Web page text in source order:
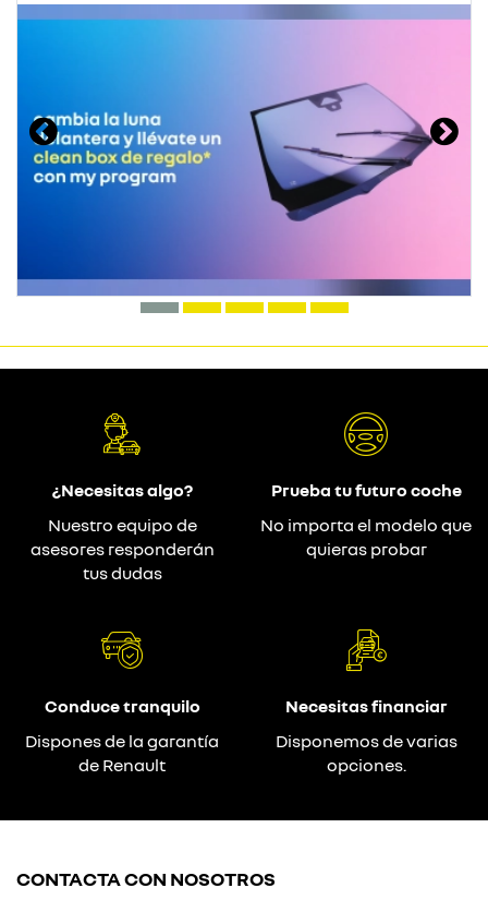
¿Necesitas algo?
Nuestro equipo de
asesores responderán
tus dudas
Prueba tu futuro coche
No importa el modelo que
quieras probar
Conduce tranquilo
Dispones de la garantía
de Renault
Necesitas financiar
Disponemos de varias
opciones.
CONTACTA CON NOSOTROS